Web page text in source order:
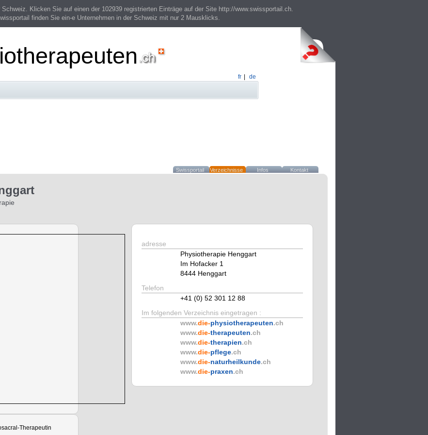
Klicken Sie auf einen der 102939 registrierten Einträge auf der Site http://www.swissportail.ch.
finden Sie ein-e Unternehmen in der Schweiz mit nur 2 Mausklicks.
fr de
Swissportail Verzeichnisse Infos Kontakt
Therapeutin
adresse
Physiotherapie Henggart
Im Hofacker 1
8444 Henggart
Telefon
+41 (0) 52 301 12 88
Im folgenden Verzeichnis eingetragen :
www.die-physiotherapeuten.ch
www.die-therapeuten.ch
www.die-therapien.ch
www.die-pflege.ch
www.die-naturheilkunde.ch
www.die-praxen.ch